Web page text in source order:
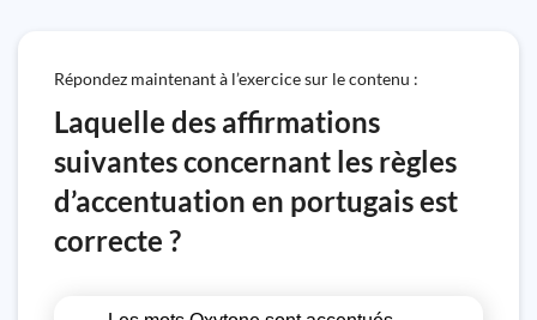
Répondez maintenant à l’exercice sur le contenu :
Laquelle des affirmations
suivantes concernant les règles
d’accentuation en portugais est
correcte ?